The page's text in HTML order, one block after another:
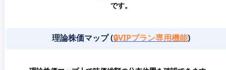
です。
理論株価マップ (🔒VIPプラン専用機能)